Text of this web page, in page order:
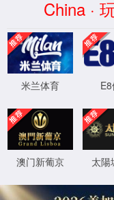
2026买世
区)-Official